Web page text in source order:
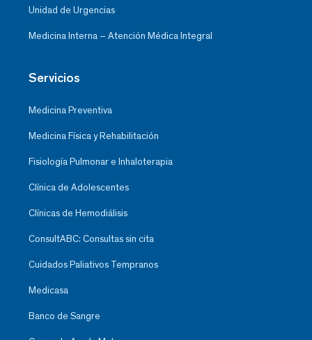
Unidad de Urgencias
Medicina Interna – Atención Médica Integral
Servicios
Medicina Preventiva
Medicina Física y Rehabilitación
Fisiología Pulmonar e Inhaloterapia
Clínica de Adolescentes
Clínicas de Hemodiálisis
ConsultABC: Consultas sin cita
Cuidados Paliativos Tempranos
Medicasa
Banco de Sangre